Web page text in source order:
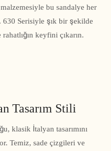
malzemesiyle bu sandalye her
Serisiyle şık bir şekilde
keyfini çıkarın.
Tasarım Stili
klasik İtalyan tasarımını
Temiz, sade çizgileri ve